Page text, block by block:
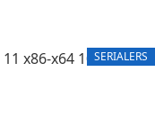
SERIALERS